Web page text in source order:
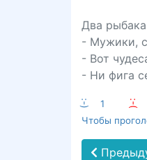
Два
- Мужики,
- Вот
- Ни фига
:-) 1 :-(
Чтобы